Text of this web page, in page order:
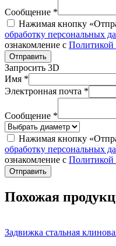
Сообщение *
Нажимая кнопку
обработку персональных
ознакомление с Политикой
Отправить
Запросить 3D
Имя *
Электронная почта *
Сообщение *
Нажимая кнопку
обработку персональных
ознакомление с Политикой
Отправить
Похожая
Задвижка стальная